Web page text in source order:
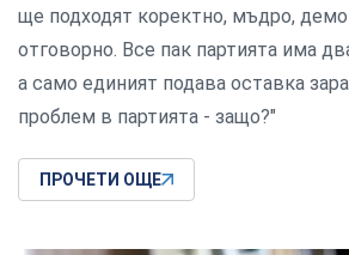
ще подходят коректно, мъдро,
отговорно. Все пак партията има
а само единият подава оставка
проблем в партията - защо?"
ПРОЧЕТИ ОЩЕ